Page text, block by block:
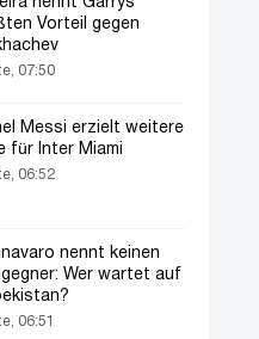
Vorteil gegen
07:50
Messi erzielt weitere
für Inter Miami
06:52
nennt keinen
Wer wartet auf
06:51